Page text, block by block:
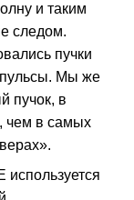
и таким
следом.
пучки
Мы же
пучок, в
чем в самых
используется